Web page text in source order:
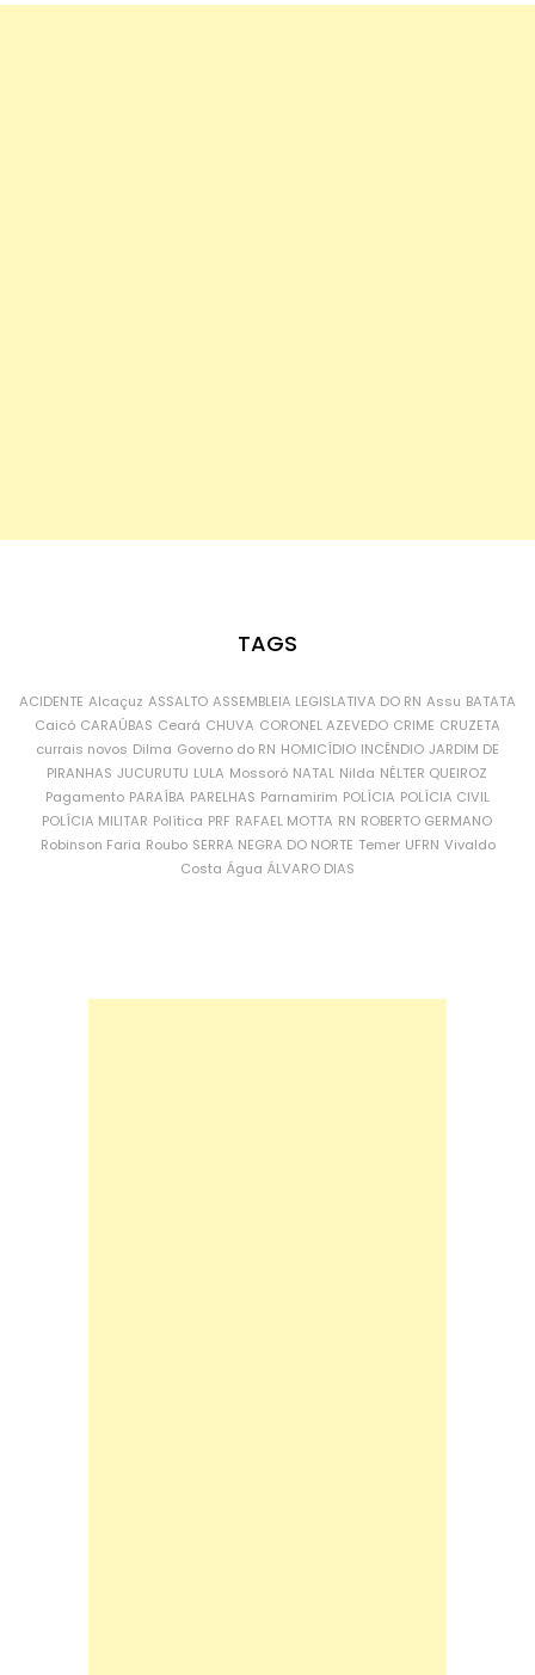
TAGS
ACIDENTE Alcaçuz ASSALTO ASSEMBLEIA LEGISLATIVA DO RN Assu BATATA
Caicó CARAÚBAS Ceará CHUVA CORONEL AZEVEDO CRIME CRUZETA
currais novos Dilma Governo do RN HOMICÍDIO INCÊNDIO JARDIM DE
PIRANHAS JUCURUTU LULA Mossoró NATAL Nilda NÉLTER QUEIROZ
Pagamento PARAÍBA PARELHAS Parnamirim POLÍCIA POLÍCIA CIVIL
POLÍCIA MILITAR Política PRF RAFAEL MOTTA RN ROBERTO GERMANO
Robinson Faria Roubo SERRA NEGRA DO NORTE Temer UFRN Vivaldo
Costa Água ÁLVARO DIAS